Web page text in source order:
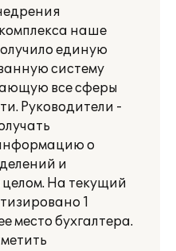
наше
единую
систему
все сферы
Руководители -
о
и
На текущий
1
место бухгалтера.